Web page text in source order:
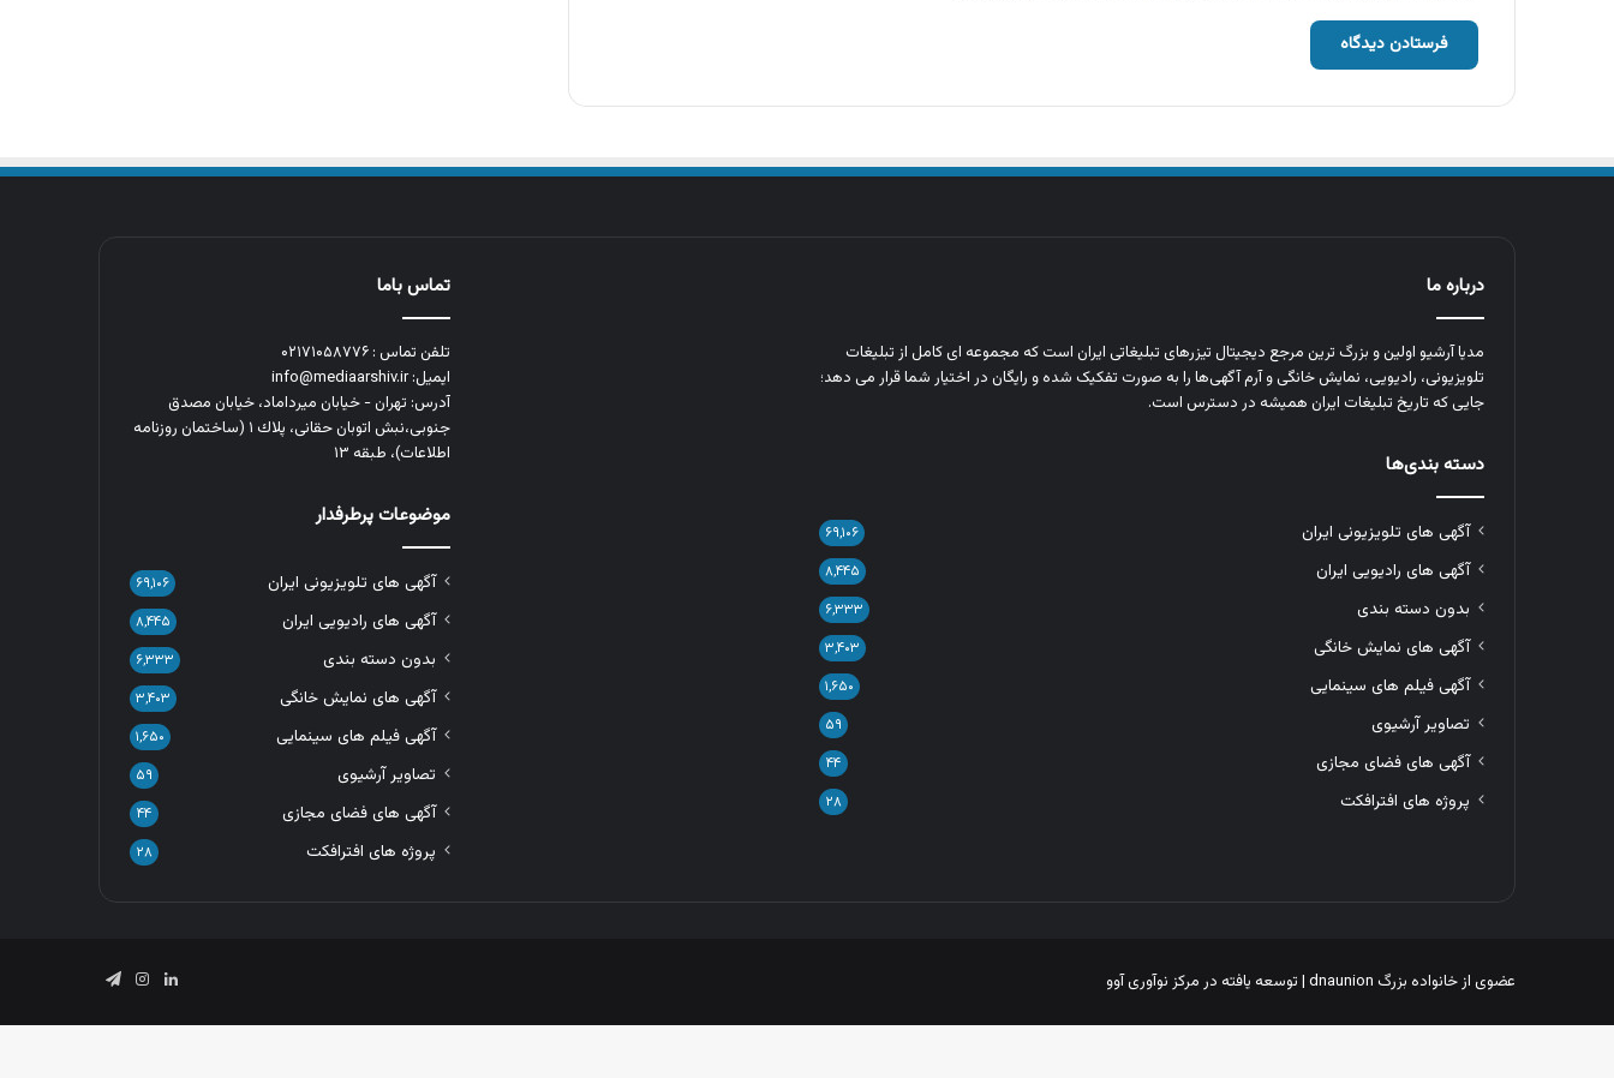
درباره ما
مدیا آرشیو اولین و بزرگ‌ ترین مرجع دیجیتال تیزرهای تبلیغاتی ایران است که مجموعه‌ ای کامل از تبلیغات
تلویزیونی، رادیویی، نمایش خانگی و آرم‌ آگهی‌ها را به‌ صورت تفکیک‌ شده و رایگان در اختیار شما قرار می‌ دهد؛
جایی که تاریخ تبلیغات ایران همیشه در دسترس است.
دسته بندی‌ها
آگهی های تلویزیونی ایران ۶۹,۱۰۶
آگهی های رادیویی ایران ۸,۴۴۵
بدون دسته بندی ۶,۳۳۳
آگهی های نمایش خانگی ۳,۴۰۳
آگهی فیلم های سینمایی ۱,۶۵۰
تصاویر آرشیوی ۵۹
آگهی های فضای مجازی ۴۴
پروژه های افترافکت ۲۸
تماس باما
تلفن تماس : ۰۲۱۷۱۰۵۸۷۷۶
ایمیل: info@mediaarshiv.ir
آدرس: تهران - خیابان میرداماد، خیابان مصدق
جنوبی،نبش اتوبان حقانی، پلاك ١ (ساختمان روزنامه
اطلاعات)، طبقه ۱۳
موضوعات پرطرفدار
آگهی های تلویزیونی ایران ۶۹,۱۰۶
آگهی های رادیویی ایران ۸,۴۴۵
بدون دسته بندی ۶,۳۳۳
آگهی های نمایش خانگی ۳,۴۰۳
آگهی فیلم های سینمایی ۱,۶۵۰
تصاویر آرشیوی ۵۹
آگهی های فضای مجازی ۴۴
پروژه های افترافکت ۲۸
عضوی از خانواده بزرگ dnaunion | توسعه یافته در مرکز نوآوری آوو لینکدیناینستاگرام
تلگرام